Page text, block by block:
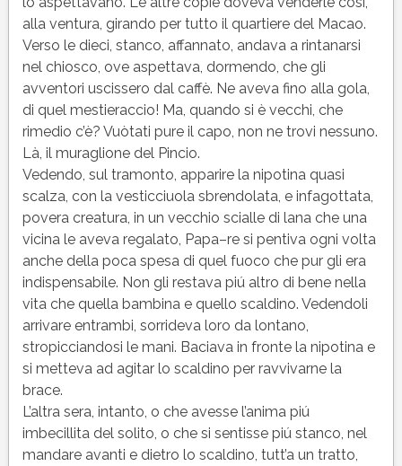
alla ventura, girando per tutto il quartiere del Macao.
Verso le dieci, stanco, affannato, andava a rintanarsi
nel chiosco, ove aspettava, dormendo, che gli
avventori uscissero dal caffè. Ne aveva fino alla gola,
di quel mestieraccio! Ma, quando si è vecchi, che
rimedio c’è? Vuòtati pure il capo, non ne trovi nessuno.
Là, il muraglione del Pincio.
Vedendo, sul tramonto, apparire la nipotina quasi
scalza, con la vesticciuola sbrendolata, e infagottata,
povera creatura, in un vecchio scialle di lana che una
vicina le aveva regalato, Papa–re si pentiva ogni volta
anche della poca spesa di quel fuoco che pur gli era
indispensabile. Non gli restava piú altro di bene nella
vita che quella bambina e quello scaldino. Vedendoli
arrivare entrambi, sorrideva loro da lontano,
stropicciandosi le mani. Baciava in fronte la nipotina e
si metteva ad agitar lo scaldino per ravvivarne la
brace.
L’altra sera, intanto, o che avesse l’anima piú
imbecillita del solito, o che si sentisse piú stanco, nel
mandare avanti e dietro lo scaldino, tutt’a un tratto,